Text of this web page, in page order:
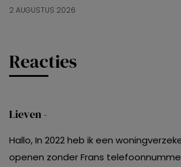
2 AUGUSTUS 2026
Reacties
Lieven -
Hallo, In 2022 heb ik een
openen zonder Frans